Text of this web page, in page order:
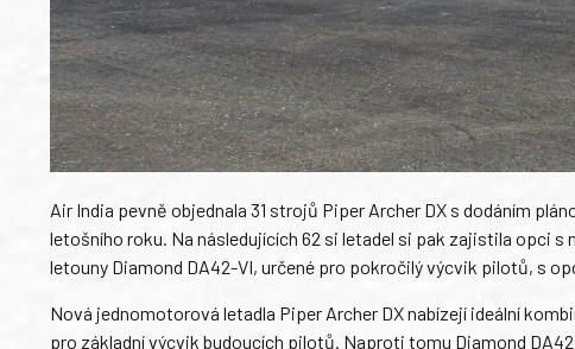
Air India pevně objednala 31 strojů Piper Archer DX s dodáním
letošního roku. Na následujících 62 si letadel si pak zajistila opci
letouny Diamond DA42-VI, určené pro pokročilý výcvik pilotů, s
Nová jednomotorová letadla Piper Archer DX nabízejí ideální
pro základní výcvik budoucích pilotů. Naproti tomu Diamond